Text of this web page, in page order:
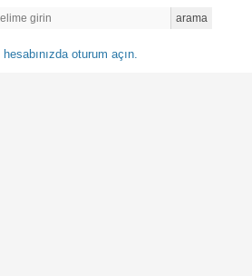
arama
oturum açın.